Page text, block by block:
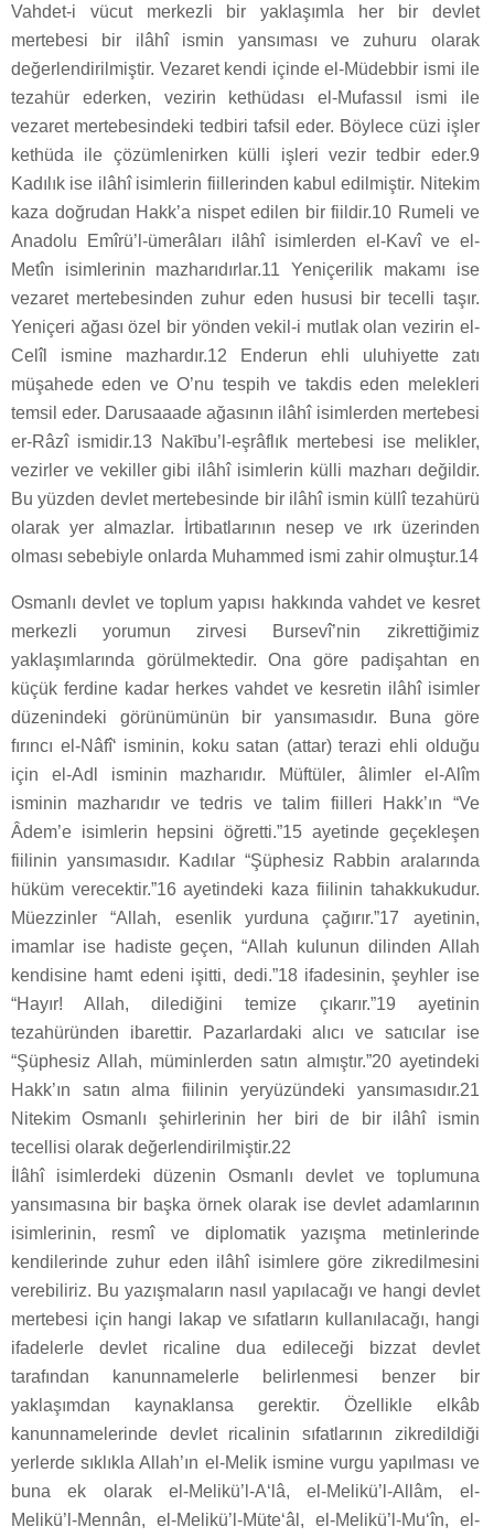
Vahdet-i vücut merkezli bir yaklaşımla her bir devlet
mertebesi bir ilâhî ismin yansıması ve zuhuru olarak
değerlendirilmiştir. Vezaret kendi içinde el-Müdebbir ismi ile
tezahür ederken, vezirin kethüdası el-Mufassıl ismi ile
vezaret mertebesindeki tedbiri tafsil eder. Böylece cüzi işler
kethüda ile çözümlenirken külli işleri vezir tedbir eder.9
Kadılık ise ilâhî isimlerin fiillerinden kabul edilmiştir. Nitekim
kaza doğrudan Hakk’a nispet edilen bir fiildir.10 Rumeli ve
Anadolu Emîrü’l-ümerâları ilâhî isimlerden el-Kavî ve el-
Metîn isimlerinin mazharıdırlar.11 Yeniçerilik makamı ise
vezaret mertebesinden zuhur eden hususi bir tecelli taşır.
Yeniçeri ağası özel bir yönden vekil-i mutlak olan vezirin el-
Celîl ismine mazhardır.12 Enderun ehli uluhiyette zatı
müşahede eden ve O’nu tespih ve takdis eden melekleri
temsil eder. Darusaaade ağasının ilâhî isimlerden mertebesi
er-Râzî ismidir.13 Nakību’l-eşrâflık mertebesi ise melikler,
vezirler ve vekiller gibi ilâhî isimlerin külli mazharı değildir.
Bu yüzden devlet mertebesinde bir ilâhî ismin küllî tezahürü
olarak yer almazlar. İrtibatlarının nesep ve ırk üzerinden
olması sebebiyle onlarda Muhammed ismi zahir olmuştur.14
Osmanlı devlet ve toplum yapısı hakkında vahdet ve kesret
merkezli yorumun zirvesi Bursevî’nin zikrettiğimiz
yaklaşımlarında görülmektedir. Ona göre padişahtan en
küçük ferdine kadar herkes vahdet ve kesretin ilâhî isimler
düzenindeki görünümünün bir yansımasıdır. Buna göre
fırıncı el-Nâfî‘ isminin, koku satan (attar) terazi ehli olduğu
için el-Adl isminin mazharıdır. Müftüler, âlimler el-Alîm
isminin mazharıdır ve tedris ve talim fiilleri Hakk’ın “Ve
Âdem’e isimlerin hepsini öğretti.”15 ayetinde geçekleşen
fiilinin yansımasıdır. Kadılar “Şüphesiz Rabbin aralarında
hüküm verecektir.”16 ayetindeki kaza fiilinin tahakkukudur.
Müezzinler “Allah, esenlik yurduna çağırır.”17 ayetinin,
imamlar ise hadiste geçen, “Allah kulunun dilinden Allah
kendisine hamt edeni işitti, dedi.”18 ifadesinin, şeyhler ise
“Hayır! Allah, dilediğini temize çıkarır.”19 ayetinin
tezahüründen ibarettir. Pazarlardaki alıcı ve satıcılar ise
“Şüphesiz Allah, müminlerden satın almıştır.”20 ayetindeki
Hakk’ın satın alma fiilinin yeryüzündeki yansımasıdır.21
Nitekim Osmanlı şehirlerinin her biri de bir ilâhî ismin
tecellisi olarak değerlendirilmiştir.22
İlâhî isimlerdeki düzenin Osmanlı devlet ve toplumuna
yansımasına bir başka örnek olarak ise devlet adamlarının
isimlerinin, resmî ve diplomatik yazışma metinlerinde
kendilerinde zuhur eden ilâhî isimlere göre zikredilmesini
verebiliriz. Bu yazışmaların nasıl yapılacağı ve hangi devlet
mertebesi için hangi lakap ve sıfatların kullanılacağı, hangi
ifadelerle devlet ricaline dua edileceği bizzat devlet
tarafından kanunnamelerle belirlenmesi benzer bir
yaklaşımdan kaynaklansa gerektir. Özellikle elkâb
kanunnamelerinde devlet ricalinin sıfatlarının zikredildiği
yerlerde sıklıkla Allah’ın el-Melik ismine vurgu yapılması ve
buna ek olarak el-Melikü’l-A‘lâ, el-Melikü’l-Allâm, el-
Melikü’l-Mennân, el-Melikü’l-Müte‘âl, el-Melikü’l-Mu‘în, el-